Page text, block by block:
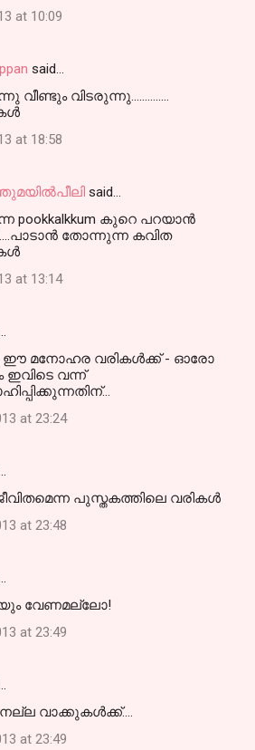
at 10:09
said…
വിടരുന്നു..............
at 18:58
said…
pookkalkkum കുറെ പറയാൻ
തോന്നുന്ന കവിത
at 13:14
ഈ മനോഹര വരികള്‍ക്ക് - ഓരോ
വന്ന്‍
at 23:24
പുസ്തകത്തിലെ വരികള്‍
at 23:48
വേണമല്ലോ!
at 23:49
വാക്കുകള്‍ക്ക്....
at 23:49